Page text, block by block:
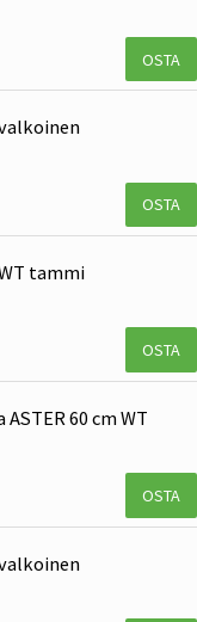
OSTA
OSTA
tammi
OSTA
60 cm WT
OSTA